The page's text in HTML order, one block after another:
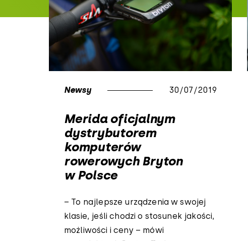
Newsy 30/07/2019
Merida oficjalnym
dystrybutorem
komputerów
rowerowych Bryton
w Polsce
– To najlepsze urządzenia w swojej
klasie, jeśli chodzi o stosunek jakości,
możliwości i ceny – mówi